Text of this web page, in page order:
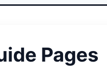
Pages